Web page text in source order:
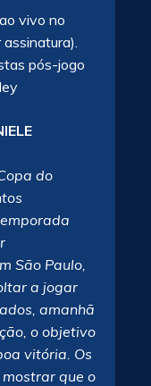
vivo no
assinatura).
pós-jogo
do
São Paulo,
a jogar
amanhã
o objetivo
vitória. Os
que o